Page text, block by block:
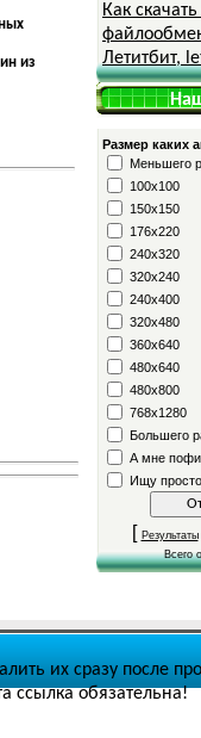
из
Как
Летитбит,
Размер каких
Меньшего
100x100
150x150
176x220
240x320
320x240
240x400
320x480
360x640
480x640
480x800
768x1280
Большего
А мне
Ищу
[ Результаты
Всего
их сразу после
ссылка обязательна!